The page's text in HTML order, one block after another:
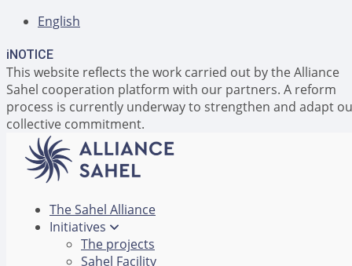
English
i NOTICE
This website reflects the work carried out by the Alliance
Sahel cooperation platform with our partners. A reform
process is currently underway to strengthen and adapt
collective commitment.
The Sahel Alliance
Initiatives
The projects
Sahel Facility